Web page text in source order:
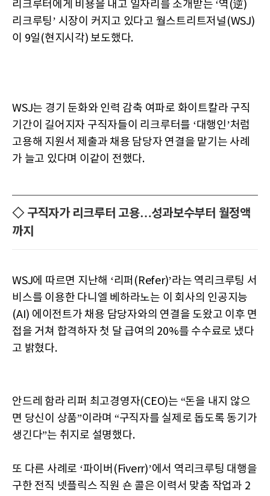
리크루터에게 비용을 내고 일자리를 소개받는 ‘역(逆)
리크루팅’ 시장이 커지고 있다고 월스트리트저널(WSJ)
이 9일(현지시각) 보도했다.
WSJ는 경기 둔화와 인력 감축 여파로 화이트칼라 구직
기간이 길어지자 구직자들이 리크루터를 ‘대행인’처럼
고용해 지원서 제출과 채용 담당자 연결을 맡기는 사례
가 늘고 있다며 이같이 전했다.
◇ 구직자가 리크루터 고용…성과보수부터 월정액
까지
WSJ에 따르면 지난해 ‘리퍼(Refer)’라는 역리크루팅 서
비스를 이용한 다니엘 베하라노는 이 회사의 인공지능
(AI) 에이전트가 채용 담당자와의 연결을 도왔고 이후 면
접을 거쳐 합격하자 첫 달 급여의 20%를 수수료로 냈다
고 밝혔다.
안드레 함라 리퍼 최고경영자(CEO)는 “돈을 내지 않으
면 당신이 상품”이라며 “구직자를 실제로 돕도록 동기가
생긴다”는 취지로 설명했다.
또 다른 사례로 ‘파이버(Fiverr)’에서 역리크루팅 대행을
구한 전직 넷플릭스 직원 숀 콜은 이력서 맞춤 작업과 2